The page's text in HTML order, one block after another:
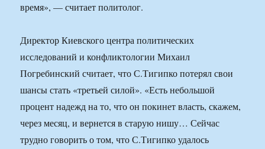
время», — считает политолог.
Директор Киевского центра политических
исследований и конфликтологии Михаил
Погребинский считает, что С.Тигипко потерял свои
шансы стать «третьей силой». «Есть небольшой
процент надежд на то, что он покинет власть, скажем,
через месяц, и вернется в старую нишу… Сейчас
трудно говорить о том, что С.Тигипко удалось